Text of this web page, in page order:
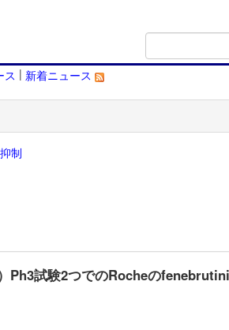
ス | 新着ニュース
制
Ph3試験2つでのRocheの